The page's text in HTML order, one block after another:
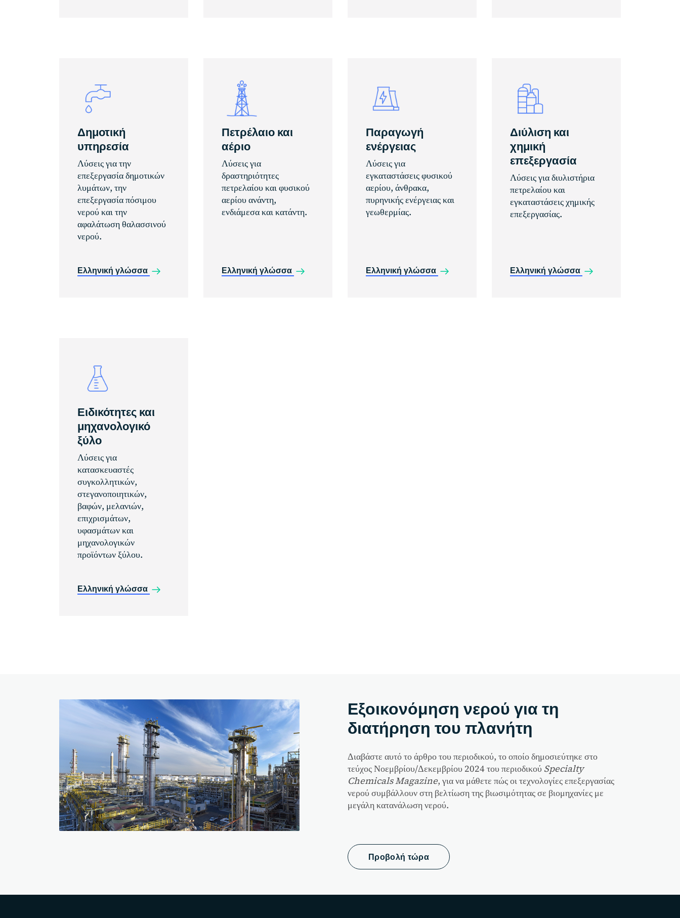
Δημοτική
υπηρεσία
Λύσεις για την
επεξεργασία δημοτικών
λυμάτων, την
επεξεργασία πόσιμου
νερού και την
αφαλάτωση θαλασσινού
νερού.
Ελληνική γλώσσα
Πετρέλαιο και
αέριο
Λύσεις για
δραστηριότητες
πετρελαίου και φυσικού
αερίου ανάντη,
ενδιάμεσα και κατάντη.
Ελληνική γλώσσα
Παραγωγή
ενέργειας
Λύσεις για
εγκαταστάσεις φυσικού
αερίου, άνθρακα,
πυρηνικής ενέργειας και
γεωθερμίας.
Ελληνική γλώσσα
Διύλιση και
χημική
επεξεργασία
Λύσεις για διυλιστήρια
πετρελαίου και
εγκαταστάσεις χημικής
επεξεργασίας.
Ελληνική γλώσσα
Ειδικότητες και
μηχανολογικό
ξύλο
Λύσεις για
κατασκευαστές
συγκολλητικών,
στεγανοποιητικών,
βαφών, μελανιών,
επιχρισμάτων,
υφασμάτων και
μηχανολογικών
προϊόντων ξύλου.
Ελληνική γλώσσα
Εξοικονόμηση νερού για τη
διατήρηση του πλανήτη
Διαβάστε αυτό το άρθρο του περιοδικού, το οποίο δημοσιεύτηκε στο
τεύχος Νοεμβρίου/Δεκεμβρίου 2024 του περιοδικού Specialty
Chemicals Magazine, για να μάθετε πώς οι τεχνολογίες επεξεργασίας
νερού συμβάλλουν στη βελτίωση της βιωσιμότητας σε βιομηχανίες με
μεγάλη κατανάλωση νερού.
Προβολή τώρα